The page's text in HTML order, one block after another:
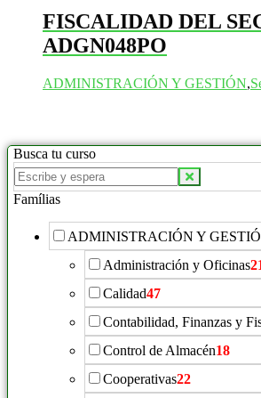
FISCALIDAD DEL
ADGN048PO
ADMINISTRACIÓN Y GESTIÓN,
Busca tu curso
Buscar
productos:
Famílias
ADMINISTRACIÓN Y
Administración y Oficinas
Calidad47
Contabilidad, Finanzas y
Control de Almacén18
Cooperativas22